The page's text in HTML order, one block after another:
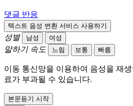
댓글 반응
텍스트 음성 변환 서비스 사용하기
성별 남성 여성
말하기 속도 느림 보통 빠름
이동 통신망을 이용하여 음성을 재
료가 부과될 수 있습니다.
본문듣기 시작